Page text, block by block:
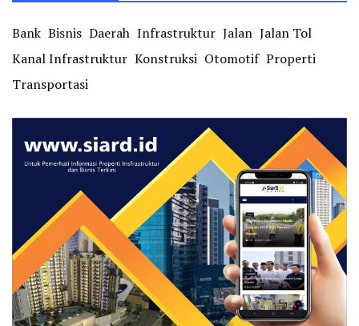
Bank Bisnis Daerah Infrastruktur Jalan Jalan Tol
Kanal Infrastruktur Konstruksi Otomotif Properti
Transportasi